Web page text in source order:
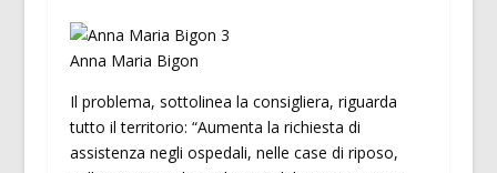
Anna Maria Bigon
Il problema, sottolinea la consigliera, riguarda
tutto il territorio: “Aumenta la richiesta di
assistenza negli ospedali, nelle case di riposo,